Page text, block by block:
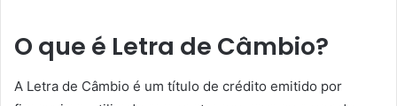
O que é Letra de Câmbio?
A Letra de Câmbio é um título de crédito emitido por